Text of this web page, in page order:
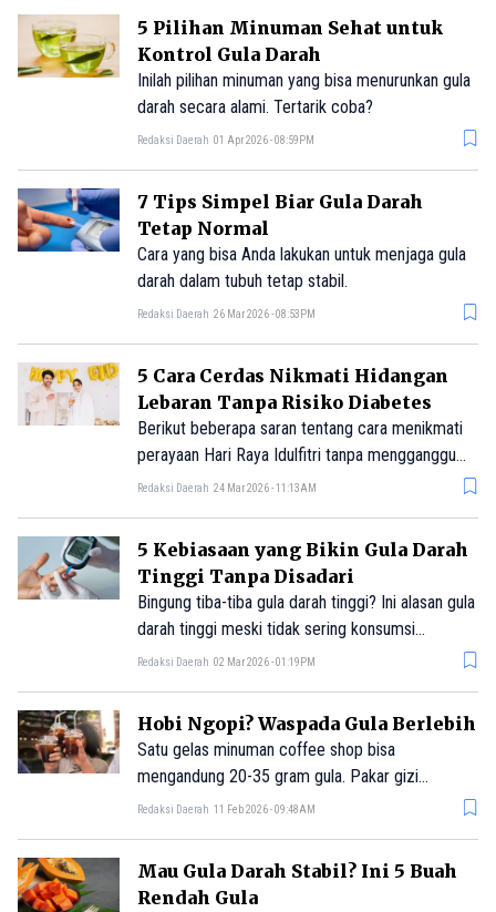
5 Pilihan Minuman Sehat untuk
Kontrol Gula Darah
Inilah pilihan minuman yang bisa menurunkan gula
darah secara alami. Tertarik coba?
Redaksi Daerah 01 Apr 2026 - 08:59PM
7 Tips Simpel Biar Gula Darah
Tetap Normal
Cara yang bisa Anda lakukan untuk menjaga gula
darah dalam tubuh tetap stabil.
Redaksi Daerah 26 Mar 2026 - 08:53PM
5 Cara Cerdas Nikmati Hidangan
Lebaran Tanpa Risiko Diabetes
Berikut beberapa saran tentang cara menikmati
perayaan Hari Raya Idulfitri tanpa mengganggu
pengelolaan diabetes.
Redaksi Daerah 24 Mar 2026 - 11:13AM
5 Kebiasaan yang Bikin Gula Darah
Tinggi Tanpa Disadari
Bingung tiba-tiba gula darah tinggi? Ini alasan gula
darah tinggi meski tidak sering konsumsi
makanan atau minuman manis.
Redaksi Daerah 02 Mar 2026 - 01:19PM
Hobi Ngopi? Waspada Gula Berlebih
Satu gelas minuman coffee shop bisa
mengandung 20-35 gram gula. Pakar gizi
beberkan dampaknya bagi kesehatan generasi
Redaksi Daerah 11 Feb 2026 - 09:48AM
Mau Gula Darah Stabil? Ini 5 Buah
Rendah Gula